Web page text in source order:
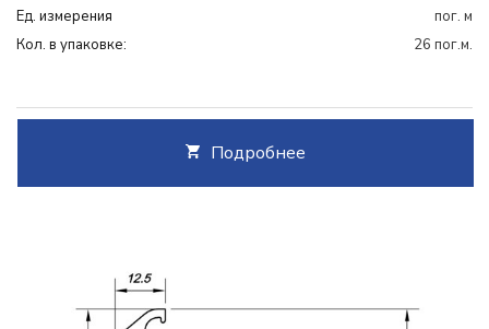
Ед. измерения
пог. м
Кол. в упаковке:
26 пог.м.
Подробнее